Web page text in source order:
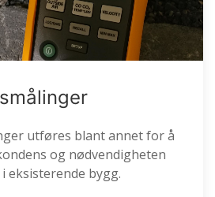
utføres blant annet for å
og nødvendigheten
bygg.